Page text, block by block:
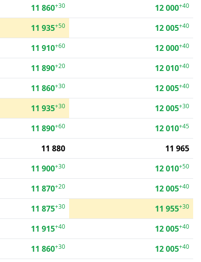
11 860+30 12 000+40
11 935+50 12 005+40
11 910+60 12 000+40
11 890+20 12 010+40
11 860+30 12 005+40
11 935+30 12 005+30
11 890+60 12 010+45
11 880
11 965
11 900+30 12 010+50
11 870+20 12 005+40
11 875+30 11 955+30
11 915+40 12 005+40
11 860+30 12 005+40